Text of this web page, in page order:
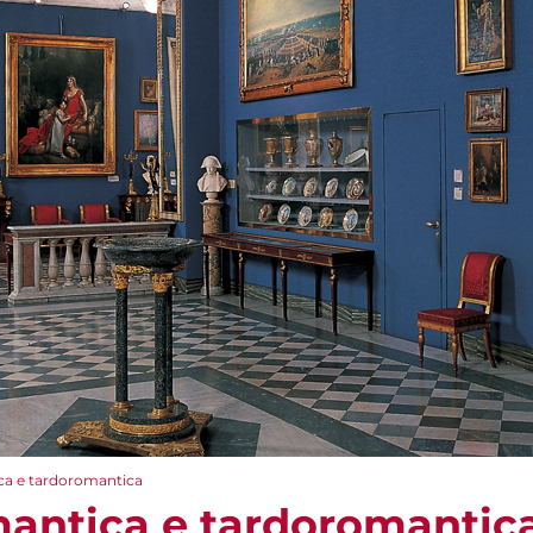
e tardoromantica